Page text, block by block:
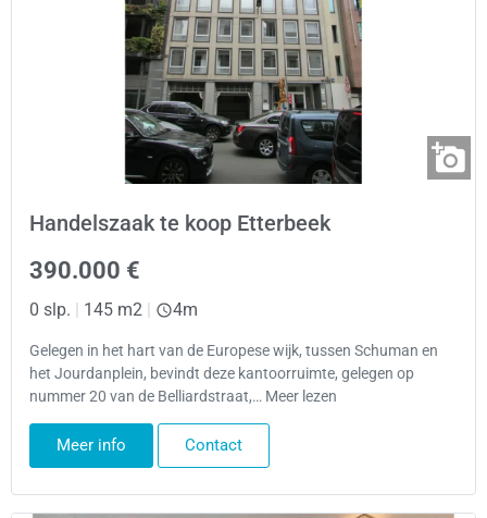
Handelszaak te koop Etterbeek
390.000 €
0 slp. 145 m2 4m
Gelegen in het hart van de Europese wijk, tussen Schuman en
het Jourdanplein, bevindt deze kantoorruimte, gelegen op
nummer 20 van de Belliardstraat,… Meer lezen
Meer info Contact